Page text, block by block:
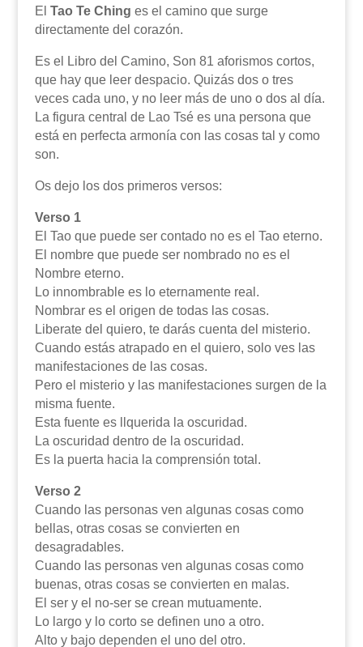
El Tao Te Ching es el camino que surge
directamente del corazón.
Es el Libro del Camino, Son 81 aforismos cortos,
que hay que leer despacio. Quizás dos o tres
veces cada uno, y no leer más de uno o dos al día.
La figura central de Lao Tsé es una persona que
está en perfecta armonía con las cosas tal y como
son.
Os dejo los dos primeros versos:
Verso 1
El Tao que puede ser contado no es el Tao eterno.
El nombre que puede ser nombrado no es el
Nombre eterno.
Lo innombrable es lo eternamente real.
Nombrar es el origen de todas las cosas.
Liberate del quiero, te darás cuenta del misterio.
Cuando estás atrapado en el quiero, solo ves las
manifestaciones de las cosas.
Pero el misterio y las manifestaciones surgen de la
misma fuente.
Esta fuente es llquerida la oscuridad.
La oscuridad dentro de la oscuridad.
Es la puerta hacia la comprensión total.
Verso 2
Cuando las personas ven algunas cosas como
bellas, otras cosas se convierten en
desagradables.
Cuando las personas ven algunas cosas como
buenas, otras cosas se convierten en malas.
El ser y el no-ser se crean mutuamente.
Lo largo y lo corto se definen uno a otro.
Alto y bajo dependen el uno del otro.